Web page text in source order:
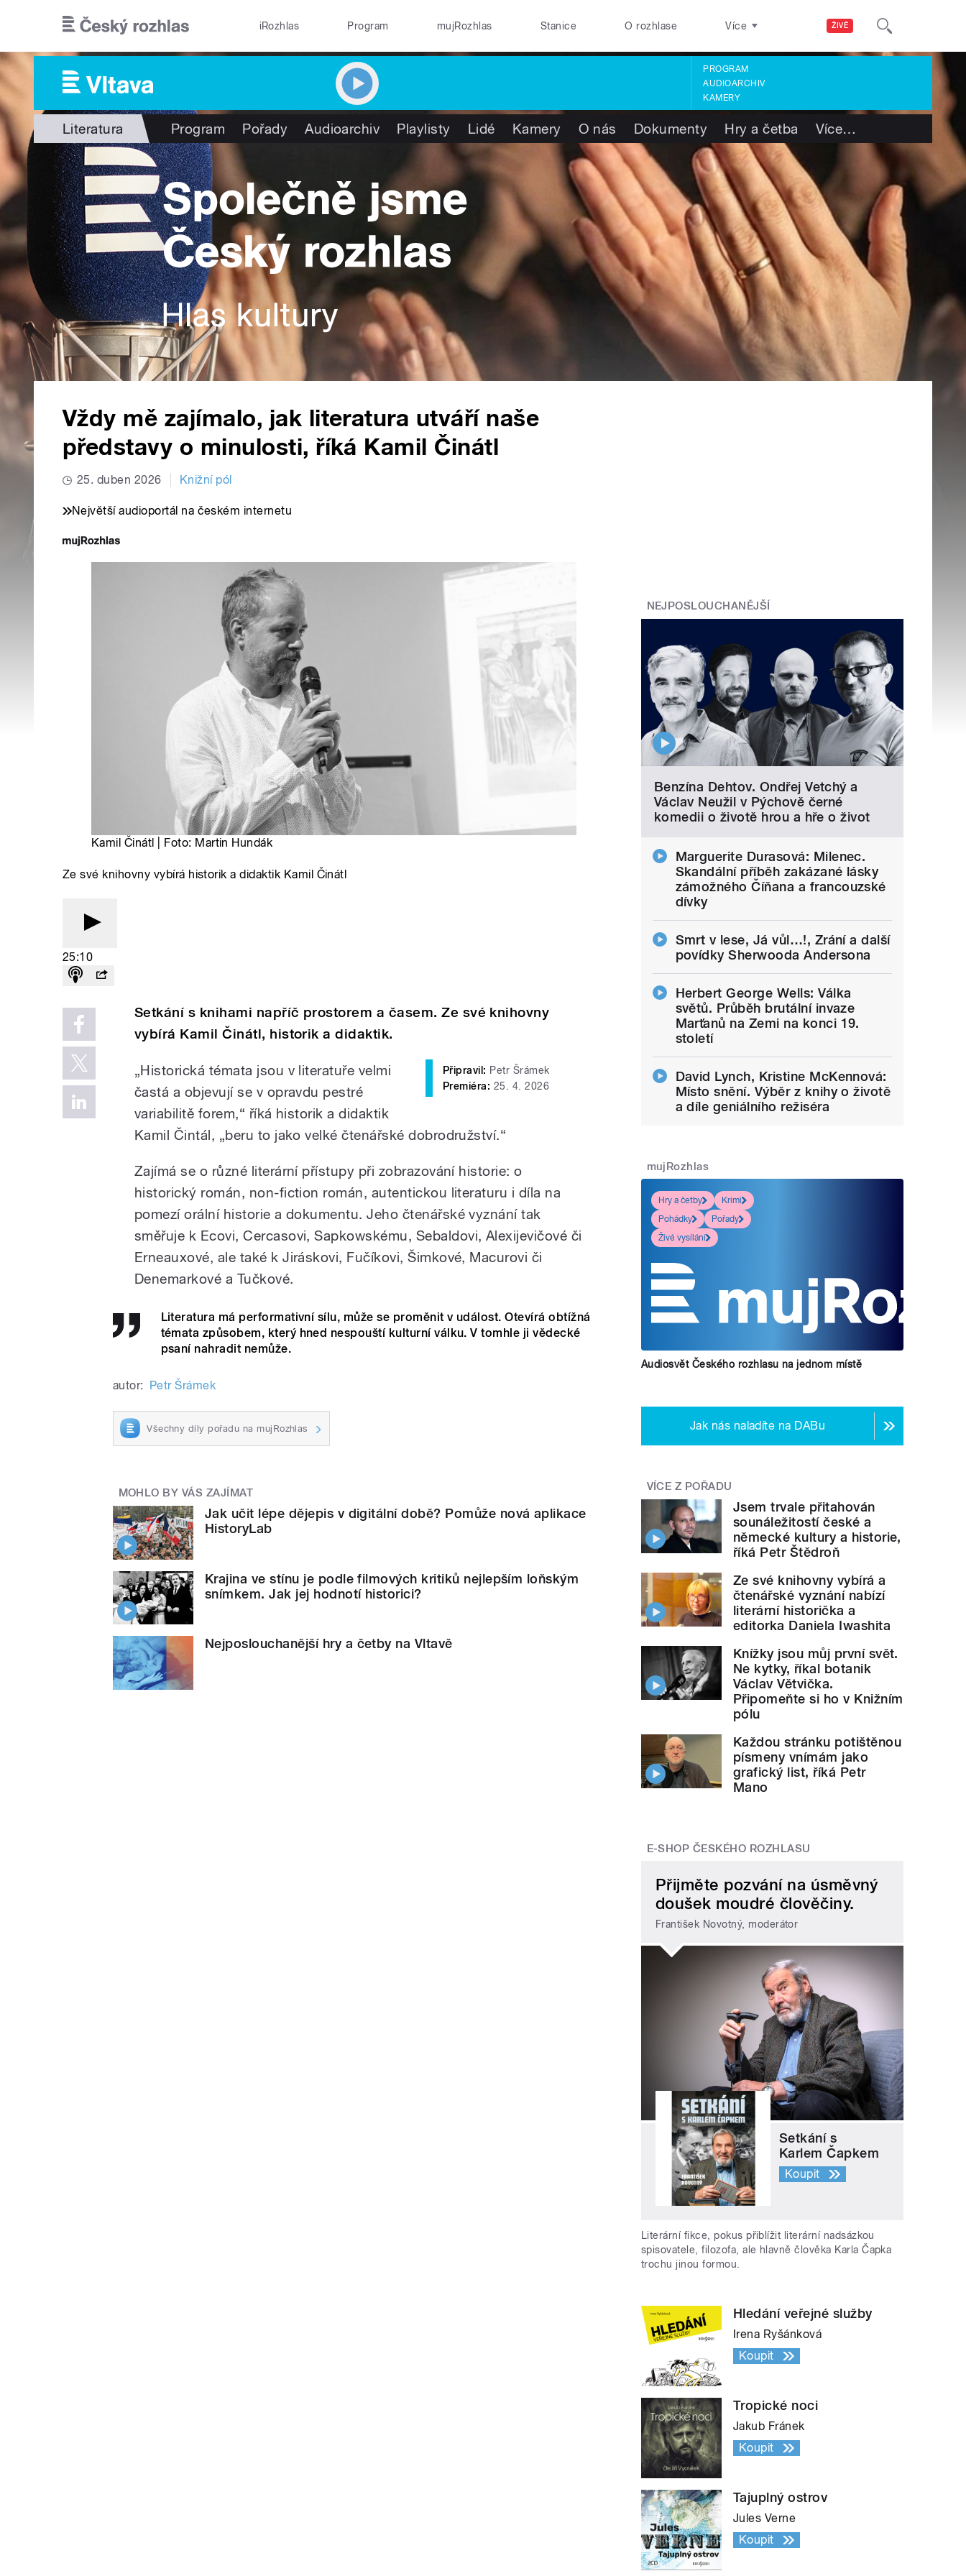
ŽIVĚ
iRozhlas Program mujRozhlas Stanice O rozhlase Více
PROGRAM
AUDIOARCHIV
KAMERY
Literatura Program Pořady Audioarchiv Playlisty Lidé Kamery O nás Dokumenty Hry a četba Více…
Vždy mě zajímalo, jak literatura utváří naše
představy o minulosti, říká Kamil Činátl
25. duben 2026 Knižní pól
Největší audioportál na českém internetu
Kamil Činátl | Foto: Martin Hundák
Ze své knihovny vybírá historik a didaktik Kamil Činátl
25:10
Setkání s knihami napříč prostorem a časem. Ze své knihovny
vybírá Kamil Činátl, historik a didaktik.
Připravil: Petr Šrámek
Premiéra: 25. 4. 2026
„Historická témata jsou v literatuře velmi
častá a objevují se v opravdu pestré
variabilitě forem,“ říká historik a didaktik
Kamil Čintál, „beru to jako velké čtenářské dobrodružství.“
Zajímá se o různé literární přístupy při zobrazování historie: o
historický román, non-fiction román, autentickou literaturu i díla na
pomezí orální historie a dokumentu. Jeho čtenářské vyznání tak
směřuje k Ecovi, Cercasovi, Sapkowskému, Sebaldovi, Alexijevičové či
Erneauxové, ale také k Jiráskovi, Fučíkovi, Šimkové, Macurovi či
Denemarkové a Tučkové.
Literatura má performativní sílu, může se proměnit v událost. Otevírá obtížná
témata způsobem, který hned nespouští kulturní válku. V tomhle ji vědecké
psaní nahradit nemůže.
autor: Petr Šrámek
Všechny díly pořadu na mujRozhlas
MOHLO BY VÁS ZAJÍMAT
Jak učit lépe dějepis v digitální době? Pomůže nová aplikace
HistoryLab
Krajina ve stínu je podle filmových kritiků nejlepším loňským
snímkem. Jak jej hodnotí historici?
Nejposlouchanější hry a četby na Vltavě
NEJPOSLOUCHANĚJŠÍ
Benzína Dehtov. Ondřej Vetchý a
Václav Neužil v Pýchově černé
komedii o životě hrou a hře o život
Marguerite Durasová: Milenec.
Skandální příběh zakázané lásky
zámožného Číňana a francouzské
dívky
Smrt v lese, Já vůl…!, Zrání a další
povídky Sherwooda Andersona
Herbert George Wells: Válka
světů. Průběh brutální invaze
Marťanů na Zemi na konci 19.
století
David Lynch, Kristine McKennová:
Místo snění. Výběr z knihy o životě
a díle geniálního režiséra
mujRozhlas
Hry a četby
Krimi
Pohádky
Pořady
Živé vysílání
Audiosvět Českého rozhlasu na jednom místě
Jak nás naladíte na DABu
VÍCE Z POŘADU
Jsem trvale přitahován
sounáležitostí české a
německé kultury a historie,
říká Petr Štědroň
Ze své knihovny vybírá a
čtenářské vyznání nabízí
literární historička a
editorka Daniela Iwashita
Knížky jsou můj první svět.
Ne kytky, říkal botanik
Václav Větvička.
Připomeňte si ho v Knižním
pólu
Každou stránku potištěnou
písmeny vnímám jako
grafický list, říká Petr
Mano
E-SHOP ČESKÉHO ROZHLASU
Přijměte pozvání na úsměvný
doušek moudré člověčiny.
František Novotný, moderátor
Setkání s
Karlem Čapkem
Koupit
Literární fikce, pokus přiblížit literární nadsázkou
spisovatele, filozofa, ale hlavně člověka Karla Čapka
trochu jinou formou.
Hledání veřejné služby
Irena Ryšánková
Koupit
Tropické noci
Jakub Fránek
Koupit
Tajuplný ostrov
Jules Verne
Koupit